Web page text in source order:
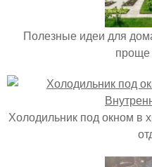
Полезные идеи для
проще
Холодильник под окном в